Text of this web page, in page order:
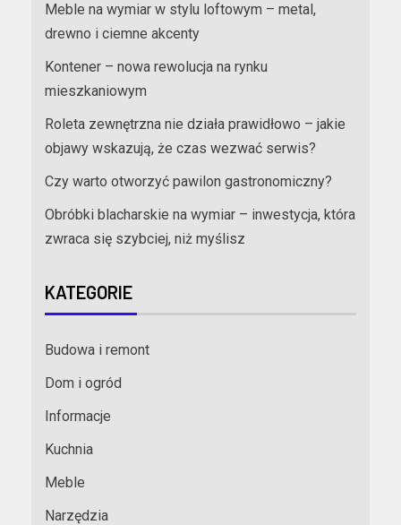
Meble na wymiar w stylu loftowym – metal,
drewno i ciemne akcenty
Kontener – nowa rewolucja na rynku
mieszkaniowym
Roleta zewnętrzna nie działa prawidłowo – jakie
objawy wskazują, że czas wezwać serwis?
Czy warto otworzyć pawilon gastronomiczny?
Obróbki blacharskie na wymiar – inwestycja, która
zwraca się szybciej, niż myślisz
KATEGORIE
Budowa i remont
Dom i ogród
Informacje
Kuchnia
Meble
Narzędzia